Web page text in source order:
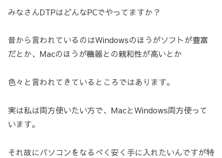
みなさんDTPはどんなPCでやってますか？
昔から言われているのはWindowsのほうがソフトが豊富
だとか、Macのほうが機器との親和性が高いとか
色々と言われてきているところではあります。
実は私は両方使いたい方で、MacとWindows両方使って
います。
それ故にパソコンをなるべく安く手に入れたいんですが特